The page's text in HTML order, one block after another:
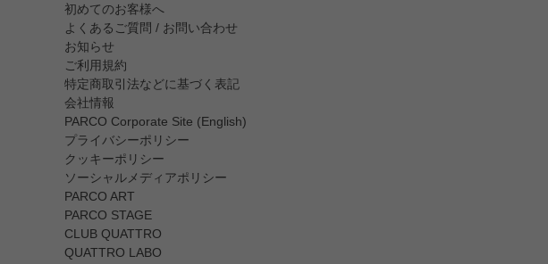
初めてのお客様へ
よくあるご質問 / お問い合わせ
お知らせ
ご利用規約
特定商取引法などに基づく表記
会社情報
PARCO Corporate Site (English)
プライバシーポリシー
クッキーポリシー
ソーシャルメディアポリシー
PARCO ART
PARCO STAGE
CLUB QUATTRO
QUATTRO LABO